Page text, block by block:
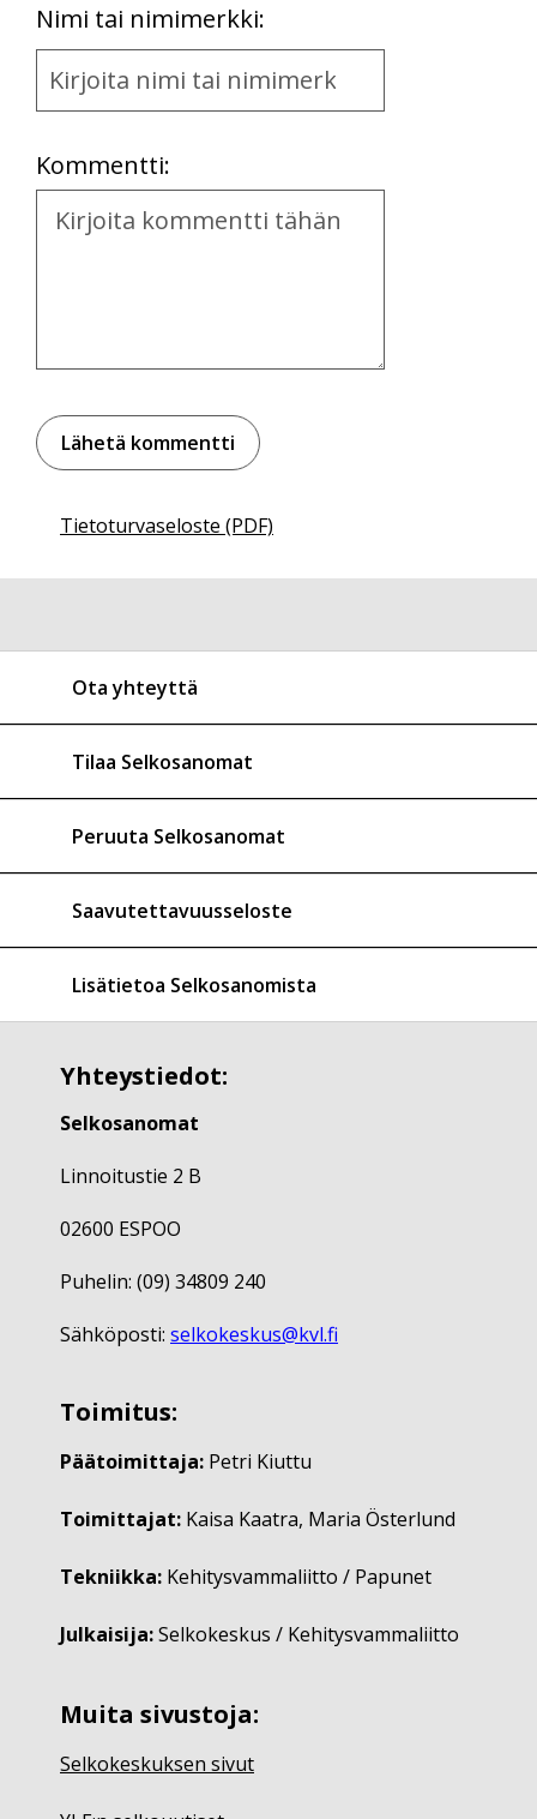
Nimi tai nimimerkki:
Name
and
Kommentti:
Kommentti
Tietoturvaseloste (PDF)
Ota yhteyttä
Tilaa Selkosanomat
Peruuta Selkosanomat
Saavutettavuusseloste
Lisätietoa Selkosanomista
Yhteystiedot:
Selkosanomat
Linnoitustie 2 B
02600 ESPOO
Puhelin: (09) 34809 240
Sähköposti: selkokeskus@kvl.fi
Toimitus:
Päätoimittaja: Petri Kiuttu
Toimittajat: Kaisa Kaatra, Maria Österlund
Tekniikka: Kehitysvammaliitto / Papunet
Julkaisija:Selkokeskus / Kehitysvammaliitto
Muita sivustoja:
Selkokeskuksen sivut